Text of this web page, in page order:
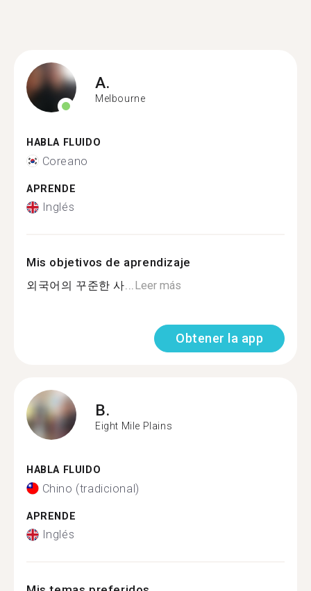
A.
Melbourne
HABLA FLUIDO
Coreano
APRENDE
Inglés
Mis objetivos de aprendizaje
외국어의 꾸준한 사...Leer más
Obtener la app
B.
Eight Mile Plains
HABLA FLUIDO
Chino (tradicional)
APRENDE
Inglés